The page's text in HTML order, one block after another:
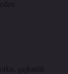
şaşkınlık